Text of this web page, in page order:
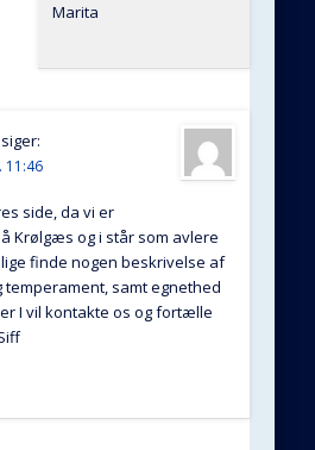
Marita
siger:
11:46
side, da vi er
Krølgæs og i står som avlere
finde nogen beskrivelse af
samt egnethed
I vil kontakte os og fortælle